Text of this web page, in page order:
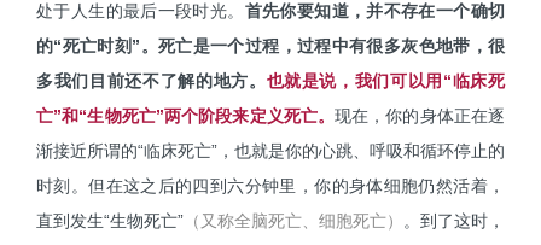
处于人生的最后一段时光。 首先你要知道，并不存在一个确切
的“死亡时刻”。死亡是一个过程，过程中有很多灰色地带，很
多我们目前还不了解的地方。 也就是说，我们可以用“临床死
亡”和“生物死亡”两个阶段来定义死亡。现在，你的身体正在逐
渐接近所谓的“临床死亡”，也就是你的心跳、呼吸和循环停止的
时刻。但在这之后的四到六分钟里，你的身体细胞仍然活着，
直到发生“生物死亡” （又称全脑死亡、细胞死亡）
。到了这时，